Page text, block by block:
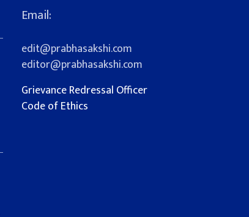
Email:
edit@prabhasakshi.com
editor@prabhasakshi.com
Grievance Redressal Officer
Code of Ethics